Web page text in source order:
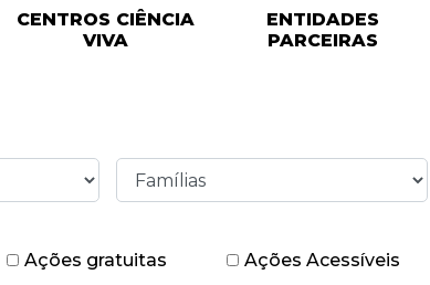
CENTROS CIÊNCIA
VIVA
ENTIDADES
PARCEIRAS
Ações gratuitas Ações Acessíveis